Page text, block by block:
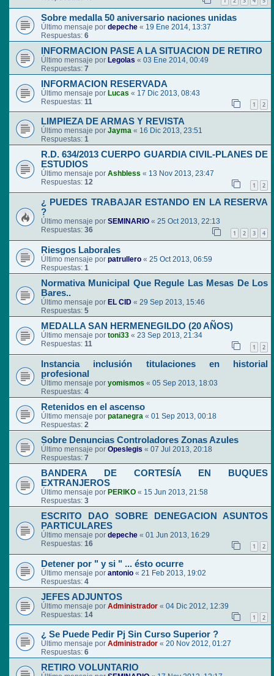
Sobre medalla 50 aniversario naciones unidas
Último mensaje por depeche « 19 Ene 2014, 13:37
Respuestas: 6
INFORMACION PASE A LA SITUACION DE RETIRO
Último mensaje por Legolas « 03 Ene 2014, 00:49
Respuestas: 7
INFORMACION RESERVADA
Último mensaje por Lucas « 17 Dic 2013, 08:43
Respuestas: 11 1 2
LIMPIEZA DE ARMAS Y REVISTA
Último mensaje por Jayma « 16 Dic 2013, 23:51
Respuestas: 1
R.D. 634/2013 CUERPO GUARDIA CIVIL-PLANES DE
ESTUDIOS
Último mensaje por Ashbless « 13 Nov 2013, 23:47
Respuestas: 12 1 2
¿ PUEDES TRABAJAR ESTANDO EN LA RESERVA
?
Último mensaje por SEMINARIO « 25 Oct 2013, 22:13
Respuestas: 36 1 2 3 4
Riesgos Laborales
Último mensaje por patrullero « 25 Oct 2013, 06:59
Respuestas: 1
Normativa Municipal Que Regule Las Mesas De Los
Bares..
Último mensaje por EL CID « 29 Sep 2013, 15:46
Respuestas: 5
MEDALLA SAN HERMENEGILDO (20 AÑOS)
Último mensaje por toni33 « 23 Sep 2013, 21:34
Respuestas: 11 1 2
Instancia inclusión titulaciones en historial
profesional
Último mensaje por yomismos « 05 Sep 2013, 18:03
Respuestas: 4
Retenidos en el ascenso
Último mensaje por patanegra « 01 Sep 2013, 00:18
Respuestas: 2
Sobre Denuncias Controladores Zonas Azules
Último mensaje por Opeslegis « 07 Jul 2013, 20:18
Respuestas: 7
BANDERA DE CORTESÍA EN BUQUES
EXTRANJEROS
Último mensaje por PERIKO « 15 Jun 2013, 21:58
Respuestas: 3
ESCRITO DAO SOBRE DENEGACION ASUNTOS
PARTICULARES
Último mensaje por depeche « 01 Jun 2013, 16:29
Respuestas: 16 1 2
Detener por " y si " ... ésto ocurre
Último mensaje por antonio « 21 Feb 2013, 19:02
Respuestas: 4
JEFES ADJUNTOS
Último mensaje por Administrador « 04 Dic 2012, 12:39
Respuestas: 14 1 2
¿ Se Puede Pedir Pj Sin Curso Superior ?
Último mensaje por Administrador « 20 Nov 2012, 01:27
Respuestas: 6
RETIRO VOLUNTARIO